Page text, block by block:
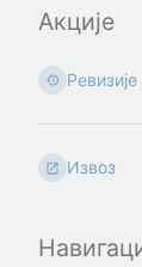
Акције
Ревизије
Извоз